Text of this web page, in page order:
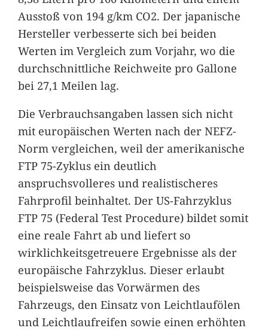
Ausstoß von 194 g/km CO2. Der japanische
Hersteller verbesserte sich bei beiden
Werten im Vergleich zum Vorjahr, wo die
durchschnittliche Reichweite pro Gallone
bei 27,1 Meilen lag.
Die Verbrauchsangaben lassen sich nicht
mit europäischen Werten nach der NEFZ-
Norm vergleichen, weil der amerikanische
FTP 75-Zyklus ein deutlich
anspruchsvolleres und realistischeres
Fahrprofil beinhaltet. Der US-Fahrzyklus
FTP 75 (Federal Test Procedure) bildet somit
eine reale Fahrt ab und liefert so
wirklichkeitsgetreuere Ergebnisse als der
europäische Fahrzyklus. Dieser erlaubt
beispielsweise das Vorwärmen des
Fahrzeugs, den Einsatz von Leichtlaufölen
und Leichtlaufreifen sowie einen erhöhten